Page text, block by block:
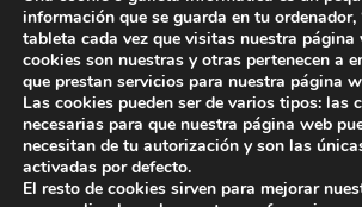
Skip back to main navigation
información que se guarda en tu ordenador,
tableta cada vez que visitas nuestra página
cookies son nuestras y otras pertenecen a
que prestan servicios para nuestra página
Las cookies pueden ser de varios tipos: las
necesarias para que nuestra página web
necesitan de tu autorización y son las
activadas por defecto.
El resto de cookies sirven para mejorar